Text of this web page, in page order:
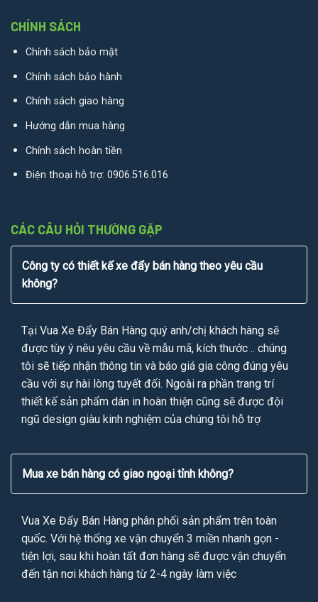
CHÍNH SÁCH
Chính sách bảo mật
Chính sách bảo hành
Chính sách giao hàng
Hướng dẫn mua hàng
Chính sách hoàn tiền
Điện thoại hỗ trợ: 0906.516.016
CÁC CÂU HỎI THƯỜNG GẶP
Công ty có thiết kế xe đẩy bán hàng theo yêu cầu
không?
Tại Vua Xe Đẩy Bán Hàng quý anh/chị khách hàng sẽ
được tùy ý nêu yêu cầu về mẫu mã, kích thước .. chúng
tôi sẽ tiếp nhận thông tin và báo giá gia công đúng yêu
cầu với sự hài lòng tuyết đối. Ngoài ra phần trang trí
thiết kế sản phẩm dán in hoàn thiện cũng sẽ được đội
ngũ design giàu kinh nghiệm của chúng tôi hỗ trợ
Mua xe bán hàng có giao ngoại tỉnh không?
Vua Xe Đẩy Bán Hàng phân phối sản phẩm trên toàn
quốc. Với hệ thống xe vận chuyển 3 miền nhanh gọn -
tiện lợi, sau khi hoàn tất đơn hàng sẽ được vận chuyển
đến tận nơi khách hàng từ 2-4 ngày làm việc